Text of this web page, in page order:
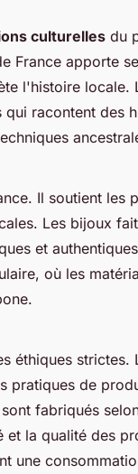
culturelles du
France apporte
l'histoire locale.
racontent des
Il soutient les
Les bijoux
et
où les
éthiques strictes.
pratiques de
fabriqués
et la qualité des
une